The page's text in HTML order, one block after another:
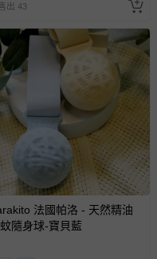
含例假日內提出），如為
咪愛負責處理，若非瑕疵
出貨』中查詢該筆訂單，
。若有相關退貨問題，請
我們將依序為您處理
部份退貨，而該訂單保
算，活動贈品亦需一併退
，不適用七天鑑賞期/猶
出 43
法國帕洛 - 天然精油
隨身球-寶貝藍